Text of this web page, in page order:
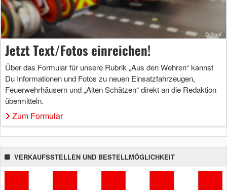
Jetzt Text/Fotos einreichen!
Über das Formular für unsere Rubrik „Aus den Wehren“ kannst
Du Informationen und Fotos zu neuen Einsatzfahrzeugen,
Feuerwehrhäusern und „Alten Schätzen“ direkt an die Redaktion
übermitteln.
Zum Formular
VERKAUFSSTELLEN UND BESTELLMÖGLICHKEIT